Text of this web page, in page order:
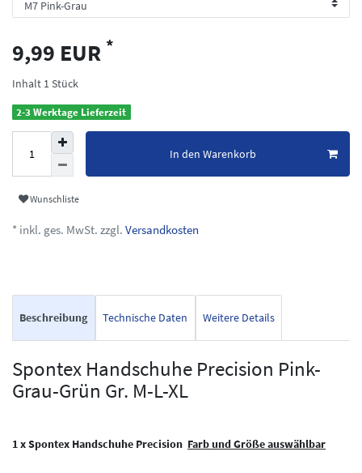
9,99 EUR *
Inhalt 1Stück
2-3 Werktage Lieferzeit
In den Warenkorb
Wunschliste
* inkl. ges. MwSt. zzgl. Versandkosten
Beschreibung Technische Daten Weitere Details
Spontex Handschuhe Precision Pink-
Grau-Grün Gr. M-L-XL
1 x Spontex Handschuhe Precision Farb und Größe auswählbar